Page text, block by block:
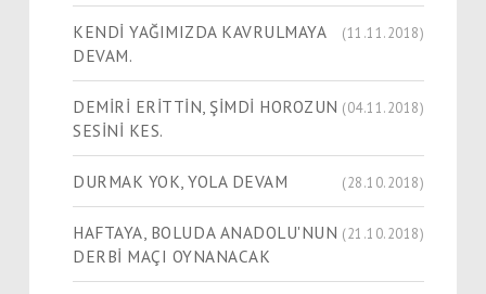
KENDİ YAĞIMIZDA KAVRULMAYA
DEVAM.
(11.11.2018)
DEMİRİ ERİTTİN, ŞİMDİ HOROZUN
SESİNİ KES.
(04.11.2018)
DURMAK YOK, YOLA DEVAM (28.10.2018)
HAFTAYA, BOLUDA ANADOLU'NUN
DERBİ MAÇI OYNANACAK
(21.10.2018)